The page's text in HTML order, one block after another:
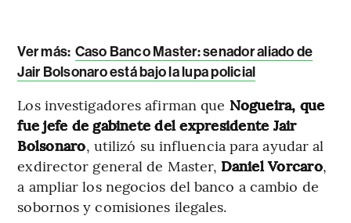
Ver más: Caso Banco Master: senador aliado de
Jair Bolsonaro está bajo la lupa policial
Los investigadores afirman que Nogueira, que
fue jefe de gabinete del expresidente Jair
Bolsonaro, utilizó su influencia para ayudar al
exdirector general de Master, Daniel Vorcaro,
a ampliar los negocios del banco a cambio de
sobornos y comisiones ilegales.